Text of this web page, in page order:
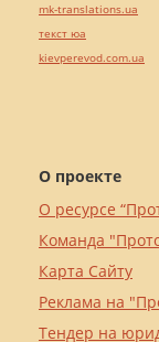
О проекте
О ресурсе
Команда
Карта Сайту
Реклама на
Тендер на
mk-translations.ua
текст юа
kievperevod.com.ua